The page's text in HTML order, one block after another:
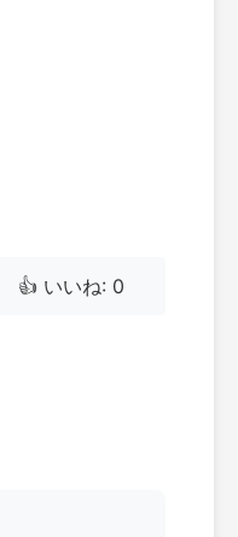
👍 いいね: 0